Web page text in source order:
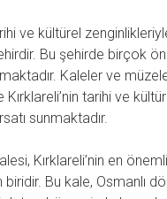
ve kültürel
Bu şehirde birçok
Kaleler ve
tarihi ve
sunmaktadır.
Kırklareli’nin en
biridir. Bu kale, Osmanlı